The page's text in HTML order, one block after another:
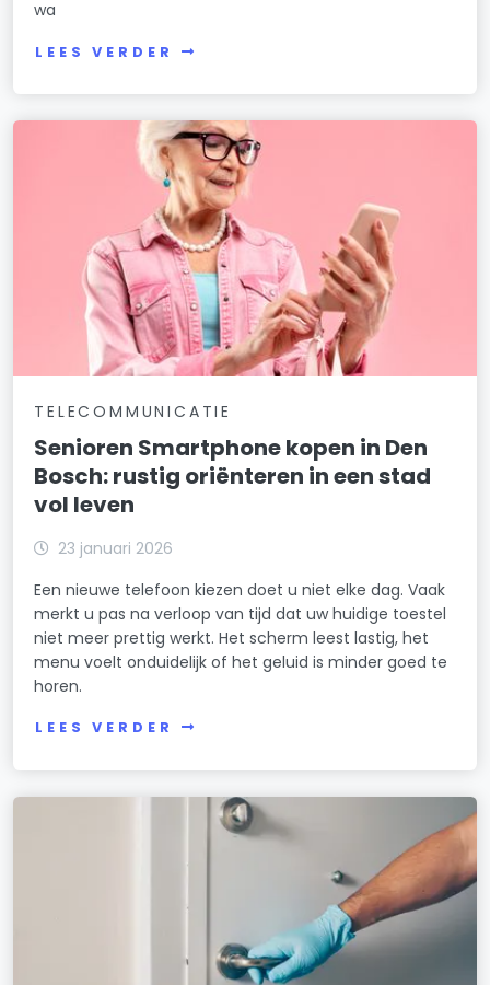
wa
LEES VERDER
TELECOMMUNICATIE
Senioren Smartphone kopen in Den
Bosch: rustig oriënteren in een stad
vol leven
23 januari 2026
Een nieuwe telefoon kiezen doet u niet elke dag. Vaak
merkt u pas na verloop van tijd dat uw huidige toestel
niet meer prettig werkt. Het scherm leest lastig, het
menu voelt onduidelijk of het geluid is minder goed te
horen.
LEES VERDER